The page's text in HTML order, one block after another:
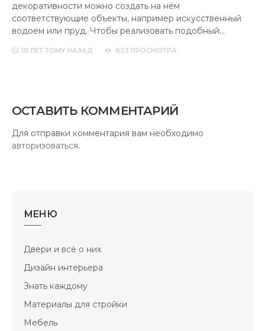
декоративности можно создать на нём
соответствующие объекты, например искусственный
водоем или пруд. Чтобы реализовать подобный…
10 ЛЕТ ТОМУ НАЗАД 823 ПРОСМОТРА
ОСТАВИТЬ КОММЕНТАРИЙ
Для отправки комментария вам необходимо
авторизоваться.
МЕНЮ
Двери и всё о них
Дизайн интерьера
Знать каждому
Материалы для стройки
Мебель